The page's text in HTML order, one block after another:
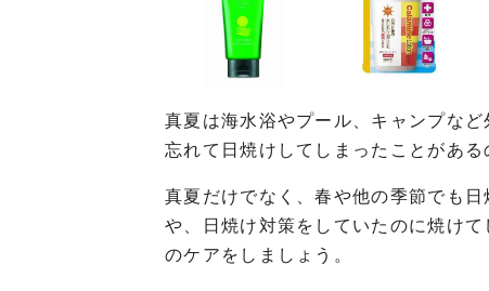
真夏は海水浴やプール、キャンプな
忘れて日焼けしてしまったことがある
真夏だけでなく、春や他の季節でも
や、日焼け対策をしていたのに焼け
のケアをしましょう。